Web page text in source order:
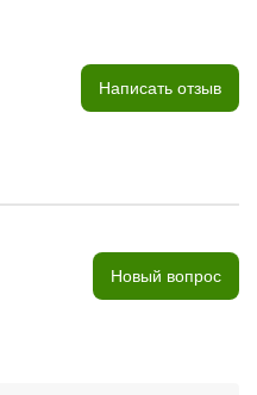
Написать отзыв
Новый вопрос